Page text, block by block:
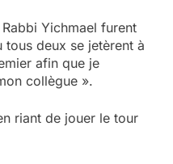
Yichmael furent
tous deux se jetèrent à
afin que je
collègue ».
riant de jouer le tour